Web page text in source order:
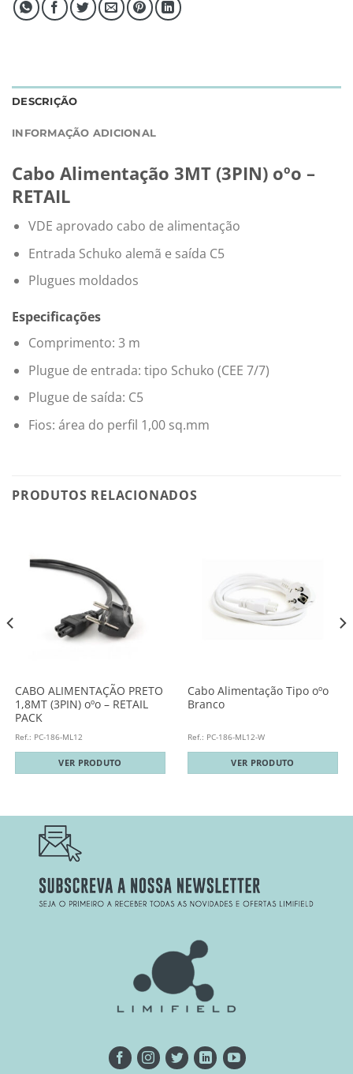
DESCRIÇÃO
INFORMAÇÃO ADICIONAL
Cabo Alimentação 3MT (3PIN) oºo –
RETAIL
VDE aprovado cabo de alimentação
Entrada Schuko alemã e saída C5
Plugues moldados
Especificações
Comprimento: 3 m
Plugue de entrada: tipo Schuko (CEE 7/7)
Plugue de saída: C5
Fios: área do perfil 1,00 sq.mm
PRODUTOS RELACIONADOS
CABO ALIMENTAÇÃO PRETO
1,8MT (3PIN) oºo – RETAIL
PACK
Ref.: PC-186-ML12
VER PRODUTO
Cabo Alimentação Tipo oºo
Branco
Ref.: PC-186-ML12-W
VER PRODUTO